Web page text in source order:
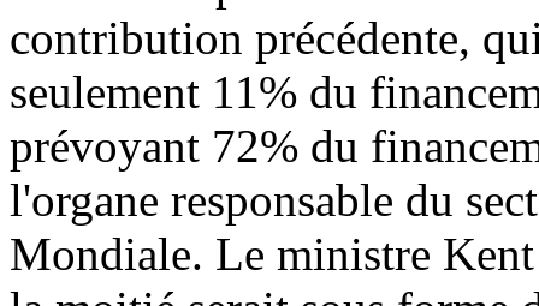
contribution précédente,
seulement 11% du
prévoyant 72% du
l'organe responsable du
Mondiale. Le ministre